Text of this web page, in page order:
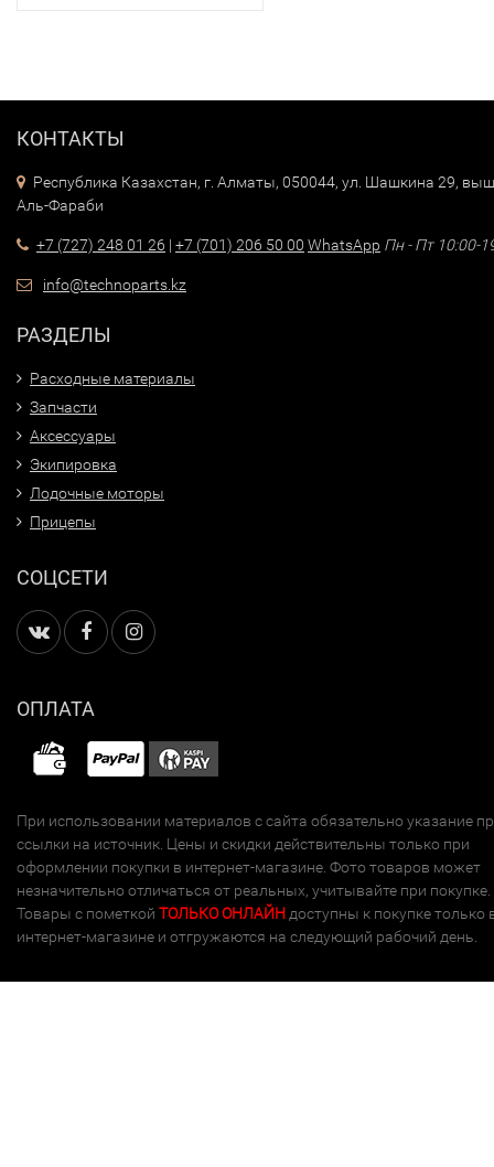
КОНТАКТЫ
Республика Казахстан, г. Алматы, 050044, ул. Шашкина 29,
Аль-Фараби
+7 (727) 248 01 26 | +7 (701) 206 50 00 WhatsApp Пн - Пт 10:00-
info@technoparts.kz
РАЗДЕЛЫ
Расходные материалы
Запчасти
Аксессуары
Экипировка
Лодочные моторы
Прицепы
СОЦСЕТИ
ОПЛАТА
При использовании материалов с сайта обязательно указание
ссылки на источник. Цены и скидки действительны только при
оформлении покупки в интернет-магазине. Фото товаров может
незначительно отличаться от реальных, учитывайте при покупке.
Товары с пометкой ТОЛЬКО ОНЛАЙН доступны к покупке только
интернет-магазине и отгружаются на следующий рабочий день.